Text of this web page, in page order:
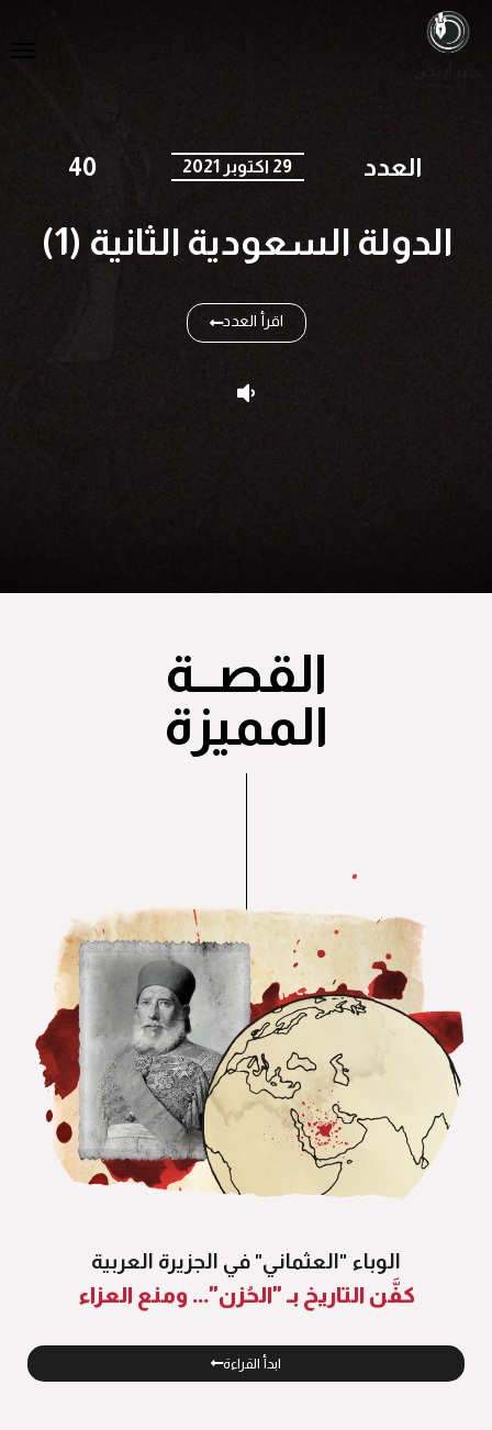
العدد 29 اكتوبر 2021 40
الدولة السعودية الثانية (1)
اقرأ العدد
القصــة
المميزة
الوباء "العثماني" في الجزيرة العربية
كفَّن التاريخ بـ "الحُزن"... ومنع العزاء
ابدأ القراءة